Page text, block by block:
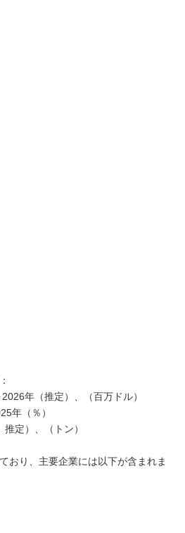
年（推定）、（百万ドル）
年（％）
定）、（トン）
おり、主要企業には以下が含まれま